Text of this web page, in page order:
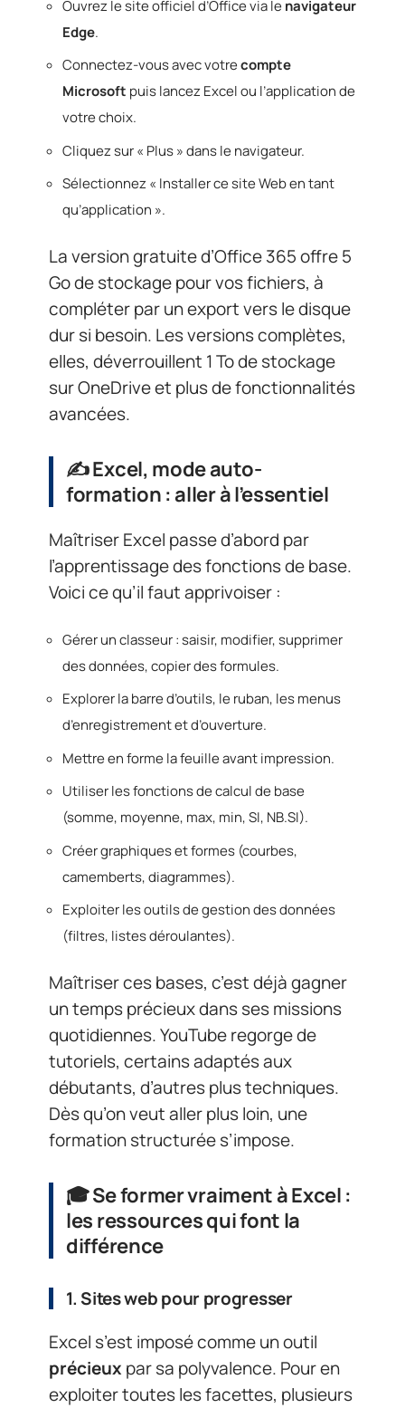
Ouvrez le site officiel d’Office via lenavigateur
Edge.
Connectez-vous avec votrecompte
Microsoft puis lancez Excel ou l’application de
votre choix.
Cliquez sur « Plus » dans le navigateur.
Sélectionnez « Installer ce site Web en tant
qu’application ».
La version gratuite d’Office 365 offre 5
Go de stockage pour vos fichiers, à
compléter par un export vers le disque
dur si besoin. Les versions complètes,
elles, déverrouillent 1 To de stockage
sur OneDrive et plus de fonctionnalités
avancées.
✍️ Excel, mode auto-
formation : aller à l’essentiel
Maîtriser Excel passe d’abord par
l’apprentissage des fonctions de base.
Voici ce qu’il faut apprivoiser :
Gérer un classeur : saisir, modifier, supprimer
des données, copier des formules.
Explorer la barre d’outils, le ruban, les menus
d’enregistrement et d’ouverture.
Mettre en forme la feuille avant impression.
Utiliser les fonctions de calcul de base
(somme, moyenne, max, min, SI, NB.SI).
Créer graphiques et formes (courbes,
camemberts, diagrammes).
Exploiter les outils de gestion des données
(filtres, listes déroulantes).
Maîtriser ces bases, c’est déjà gagner
un temps précieux dans ses missions
quotidiennes. YouTube regorge de
tutoriels, certains adaptés aux
débutants, d’autres plus techniques.
Dès qu’on veut aller plus loin, une
formation structurée s’impose.
🎓Se former vraiment à Excel :
les ressources qui font la
différence
1.Sites web pour progresser
Excel s’est imposé comme un outil
précieux par sa polyvalence. Pour en
exploiter toutes les facettes, plusieurs